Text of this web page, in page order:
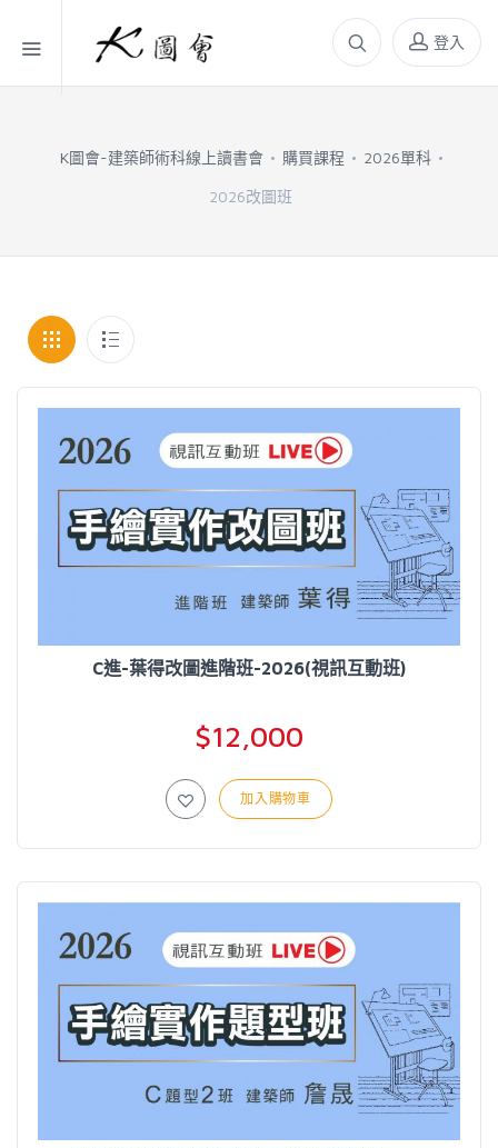
登入
K圖會-建築師術科線上讀書會 購買課程 2026單科
2026改圖班
C進-葉得改圖進階班-2026(視訊互動班)
$12,000
加入購物車